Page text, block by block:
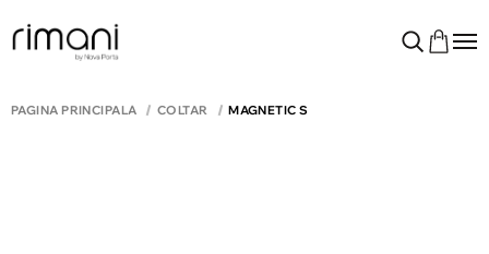
PAGINA PRINCIPALĂ COLTAR MAGNETIC S